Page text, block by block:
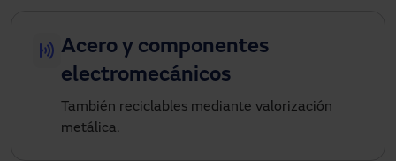
Acero y componentes
electromecánicos
También reciclables mediante valorización
metálica.